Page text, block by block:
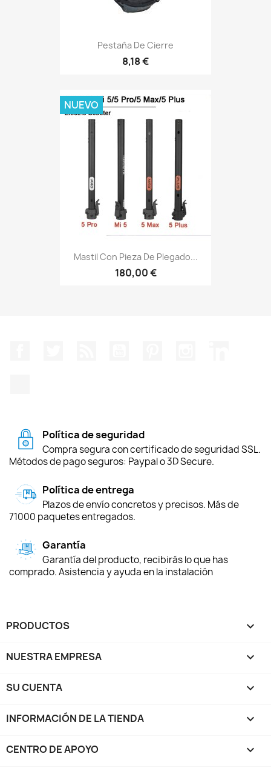
Pestaña De Cierre
8,18 €
Mastil Con Pieza De Plegado...
180,00 €
NUEVO
Política de seguridad
Compra segura con certificado de seguridad SSL.
Métodos de pago seguros: Paypal o 3D Secure.
Política de entrega
Plazos de envío concretos y precisos. Más de
71000 paquetes entregados.
Garantía
Garantía del producto, recibirás lo que has
comprado. Asistencia y ayuda en la instalación
PRODUCTOS 
NUESTRA EMPRESA 
SU CUENTA 
INFORMACIÓN DE LA TIENDA keyboard_arrow_down
CENTRO DE APOYO 